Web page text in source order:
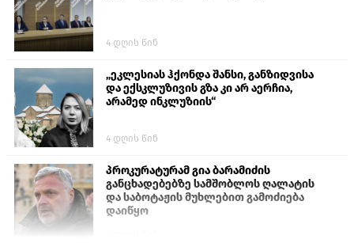
4 დღის წინ
„ეკლესიას ჰქონდა შანსი, განზიდვისა
და ექსკლუზივის გზა კი არ აერჩია,
არამედ ინკლუზიის“
4 დღის წინ
პროკურატურამ გია ბარამიძის
განცხადებებზე სამშობლოს ღალატის
და საბოტაჟის მუხლებით გამოძიება
დაიწყო